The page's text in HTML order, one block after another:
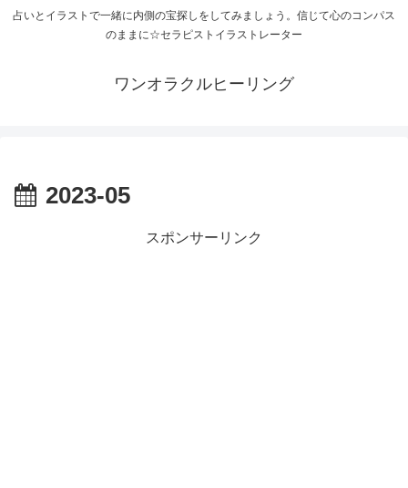
占いとイラストで一緒に内側の宝探しをしてみましょう。信じて心のコンパス
のままに☆セラピストイラストレーター
ワンオラクルヒーリング
2023-05
スポンサーリンク